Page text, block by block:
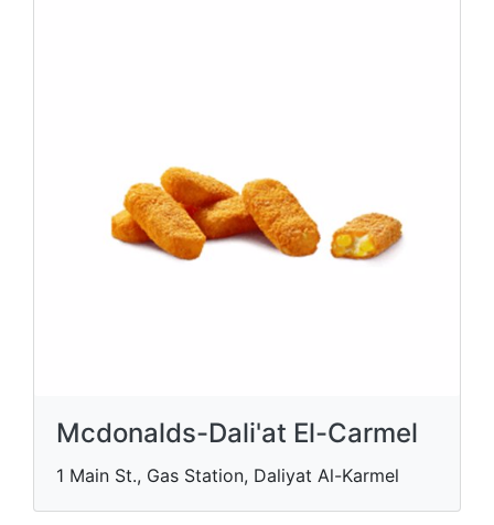
Mcdonalds-Dali'at El-Carmel
1 Main St., Gas Station, Daliyat Al-Karmel